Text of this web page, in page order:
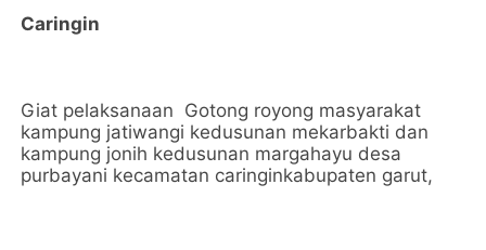
Caringin
Giat pelaksanaan Gotong royong masyarakat
kampung jatiwangi kedusunan mekarbakti dan
kampung jonih kedusunan margahayu desa
purbayani kecamatan caringinkabupaten garut,